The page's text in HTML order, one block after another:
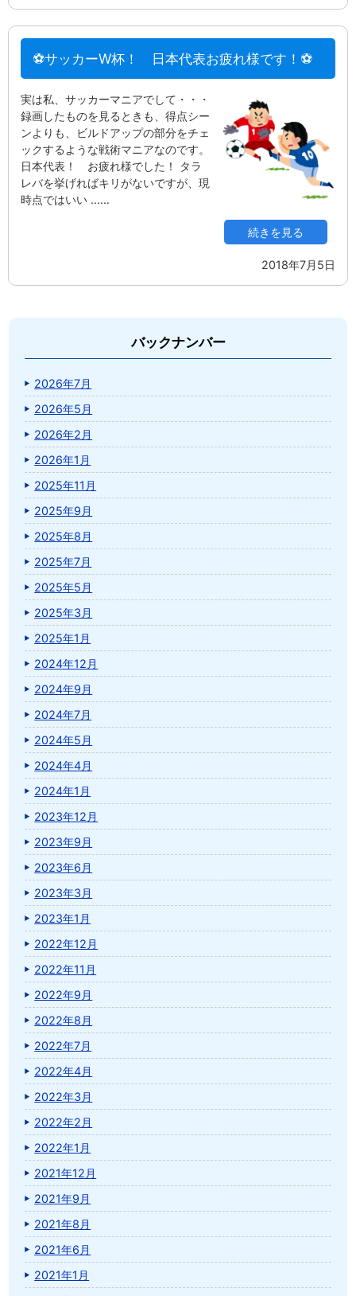
⚽サッカーW杯！ 日本代表お疲れ様です！⚽
実は私、サッカーマニアでして・・・
録画したものを見るときも、得点シー
ンよりも、ビルドアップの部分をチェ
ックするような戦術マニアなのです。
日本代表！ お疲れ様でした！ タラ
レバを挙げればキリがないですが、現
時点ではいい ...…
続きを見る
2018年7月5日
バックナンバー
2026年7月
2026年5月
2026年2月
2026年1月
2025年11月
2025年9月
2025年8月
2025年7月
2025年5月
2025年3月
2025年1月
2024年12月
2024年9月
2024年7月
2024年5月
2024年4月
2024年1月
2023年12月
2023年9月
2023年6月
2023年3月
2023年1月
2022年12月
2022年11月
2022年9月
2022年8月
2022年7月
2022年4月
2022年3月
2022年2月
2022年1月
2021年12月
2021年9月
2021年8月
2021年6月
2021年1月